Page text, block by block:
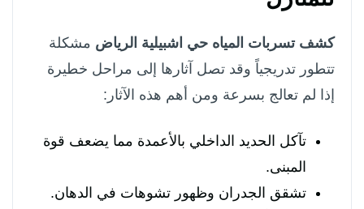
كشف تسربات المياه حي اشبيلية الرياض مشكلة
تتطور تدريجياً وقد تصل آثارها إلى مراحل خطيرة
إذا لم تعالج بسرعة ومن أهم هذه الآثار:
تآكل الحديد الداخلي بالأعمدة مما يضعف قوة
المبنى.
تشقق الجدران وظهور تشوهات في الدهان.